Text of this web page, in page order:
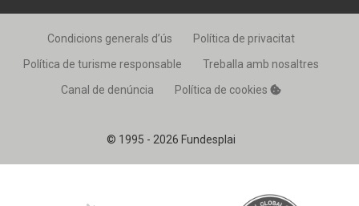
© 1995 - 2026 Fundesplai
Condicions generals d’ús
Política de privacitat
Política de turisme responsable
Treballa amb nosaltres
Canal de denúncia
Política de cookies